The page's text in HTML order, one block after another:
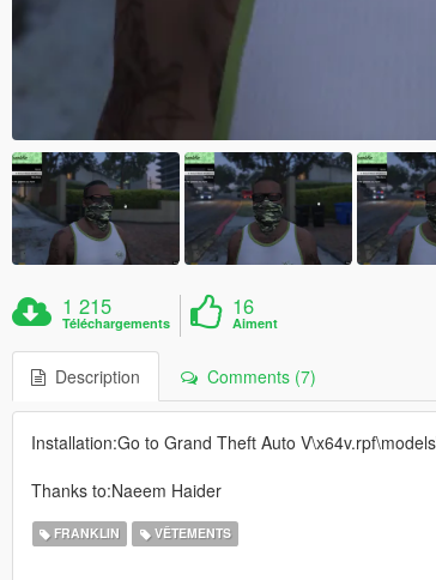
1 215
Téléchargements
16
Aiment
Description Comments (7)
Installation:Go to Grand Theft Auto
Thanks to:Naeem Haider
FRANKLIN VÊTEMENTS